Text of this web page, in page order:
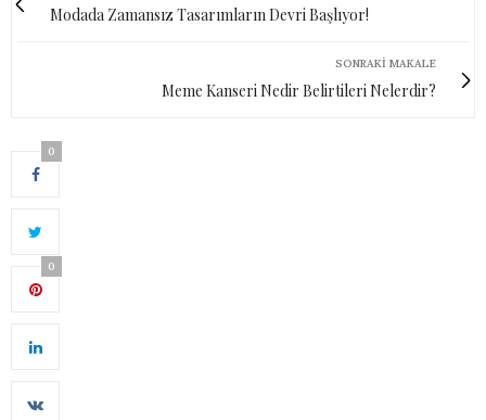
Modada Zamansız Tasarımların Devri Başlıyor!
SONRAKI MAKALE
Meme Kanseri Nedir Belirtileri Nelerdir?
0
0